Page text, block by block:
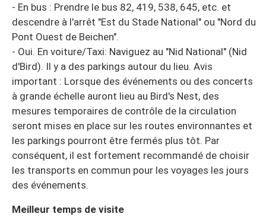
- En bus : Prendre le bus 82, 419, 538, 645, etc. et
descendre à l'arrêt "Est du Stade National" ou "Nord du
Pont Ouest de Beichen".
- Oui. En voiture/Taxi: Naviguez au "Nid National" (Nid
d'Bird). Il y a des parkings autour du lieu. Avis
important : Lorsque des événements ou des concerts
à grande échelle auront lieu au Bird's Nest, des
mesures temporaires de contrôle de la circulation
seront mises en place sur les routes environnantes et
les parkings pourront être fermés plus tôt. Par
conséquent, il est fortement recommandé de choisir
les transports en commun pour les voyages les jours
des événements.
Meilleur temps de visite